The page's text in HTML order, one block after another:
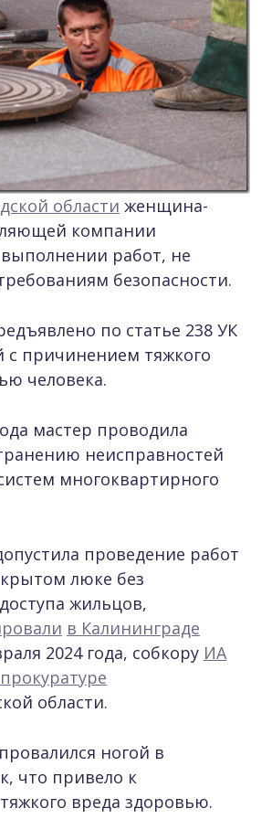
области женщина-
компании
работ, не
безопасности.
по статье 238 УК
с причинением тяжкого
человека.
мастер проводила
неисправностей
многоквартирного
проведение работ
люке без
жильцов,
в Калининграде
2024 года, собкору ИА
области.
ногой в
что привело к
вреда здоровью.